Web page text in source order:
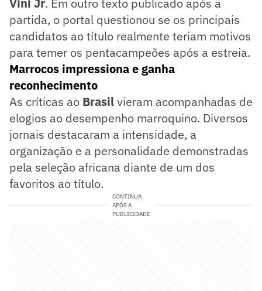
Vini Jr. Em outro texto publicado após a
partida, o portal questionou se os principais
candidatos ao título realmente teriam motivos
para temer os pentacampeões após a estreia.
Marrocos impressiona e ganha
reconhecimento
As críticas ao Brasilvieram acompanhadas de
elogios ao desempenho marroquino. Diversos
jornais destacaram a intensidade, a
organização e a personalidade demonstradas
pela seleção africana diante de um dos
favoritos ao título.
CONTINUA
APÓS A
PUBLICIDADE